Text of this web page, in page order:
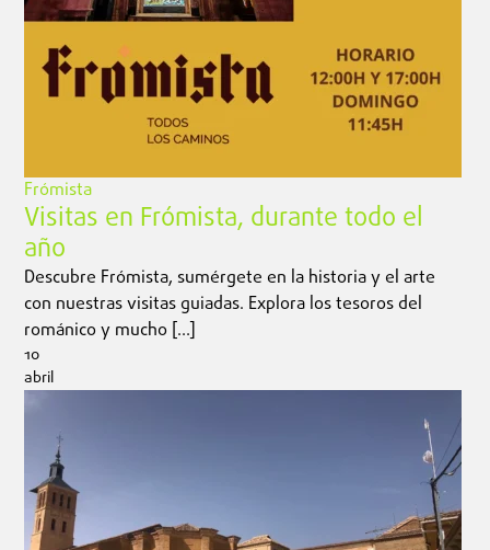
Frómista
Visitas en Frómista, durante todo el
año
Descubre Frómista, sumérgete en la historia y el arte
con nuestras visitas guiadas. Explora los tesoros del
románico y mucho […]
10
abril